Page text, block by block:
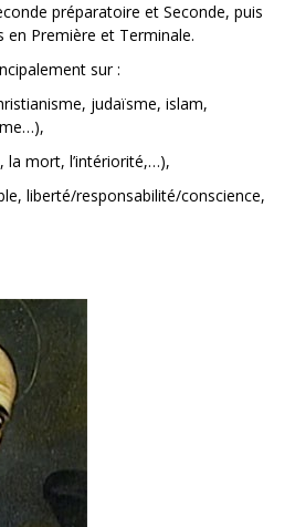
préparatoire et Seconde, puis
Première et Terminale.
sur :
judaïsme, islam,
la mort, l’intériorité,…),
liberté/responsabilité/conscience,